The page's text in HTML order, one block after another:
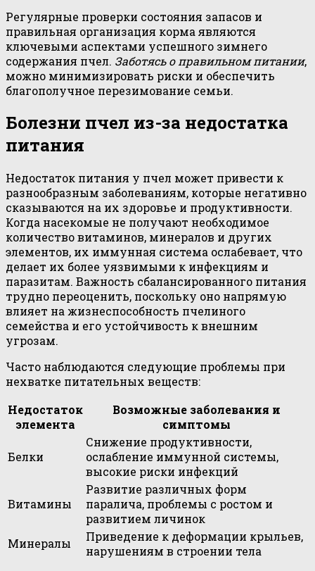
Регулярные проверки состояния запасов и
правильная организация корма являются
ключевыми аспектами успешного зимнего
содержания пчел. Заботясь о правильном питании,
можно минимизировать риски и обеспечить
благополучное перезимование семьи.
Болезни пчел из-за недостатка
питания
Недостаток питания у пчел может привести к
разнообразным заболеваниям, которые негативно
сказываются на их здоровье и продуктивности.
Когда насекомые не получают необходимое
количество витаминов, минералов и других
элементов, их иммунная система ослабевает, что
делает их более уязвимыми к инфекциям и
паразитам. Важность сбалансированного питания
трудно переоценить, поскольку оно напрямую
влияет на жизнеспособность пчелиного
семейства и его устойчивость к внешним
угрозам.
Часто наблюдаются следующие проблемы при
нехватке питательных веществ:
Недостаток
элемента
Возможные заболевания и
симптомы
Белки
Снижение продуктивности,
ослабление иммунной системы,
высокие риски инфекций
Витамины
Развитие различных форм
паралича, проблемы с ростом и
развитием личинок
Минералы
Приведение к деформации крыльев,
нарушениям в строении тела